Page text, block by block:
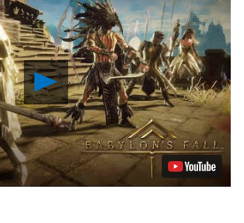
Video
abspielen